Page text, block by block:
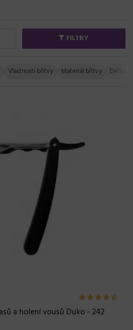
FILTRY
Vlastnosti břitvy Materiál břitvy Délka
a holení vousů Duko - 242